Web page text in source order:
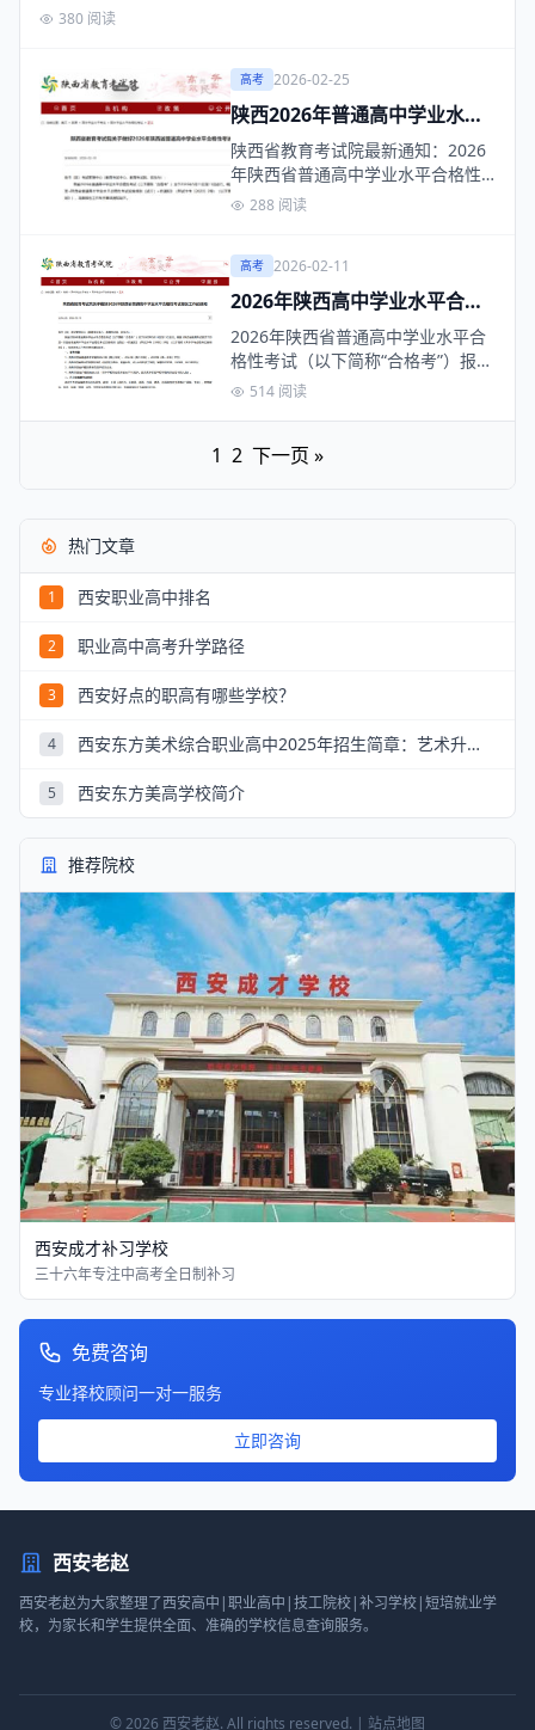
380 阅读
高考 2026-02-25
陕西2026年普通高中学业水平
合格性考试安排出炉！3月报
名，5月开考
陕西省教育考试院最新通知：2026
年陕西省普通高中学业水平合格性
考试（简称“合格…
288 阅读
高考 2026-02-11
2026年陕西高中学业水平合格
性考试报名全攻略：时间/对象/
流程一文读懂
2026年陕西省普通高中学业水平合
格性考试（以下简称“合格考”）报名
工作即将启动…
514 阅读
1 2 下一页 »
热门文章
1 西安职业高中排名
2 职业高中高考升学路径
3 西安好点的职高有哪些学校？
4 西安东方美术综合职业高中2025年招生简章：艺术升学新航道
5 西安东方美高学校简介
推荐院校
西安成才补习学校
三十六年专注中高考全日制补习
免费咨询
专业择校顾问一对一服务
立即咨询
西安老赵
西安老赵为大家整理了西安高中|职业高中|技工院校|补习学校|短培就业学
校，为家长和学生提供全面、准确的学校信息查询服务。
© 2026 西安老赵. All rights reserved. | 站点地图